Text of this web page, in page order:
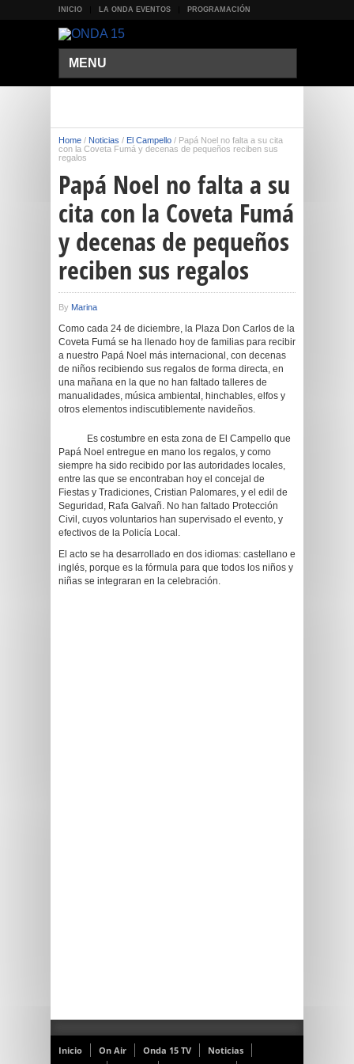
INICIO LA ONDA EVENTOS PROGRAMACIÓN
MENU
Home / Noticias / El Campello / Papá Noel no falta a su cita
con la Coveta Fumá y decenas de pequeños reciben sus
regalos
Papá Noel no falta a su
cita con la Coveta Fumá
y decenas de pequeños
reciben sus regalos
By Marina
Como cada 24 de diciembre, la Plaza Don Carlos de la
Coveta Fumá se ha llenado hoy de familias para recibir
a nuestro Papá Noel más internacional, con decenas
de niños recibiendo sus regalos de forma directa, en
una mañana en la que no han faltado talleres de
manualidades, música ambiental, hinchables, elfos y
otros elementos indiscutiblemente navideños.
Es costumbre en esta zona de El Campello que
Papá Noel entregue en mano los regalos, y como
siempre ha sido recibido por las autoridades locales,
entre las que se encontraban hoy el concejal de
Fiestas y Tradiciones, Cristian Palomares, y el edil de
Seguridad, Rafa Galvañ. No han faltado Protección
Civil, cuyos voluntarios han supervisado el evento, y
efectivos de la Policía Local.
El acto se ha desarrollado en dos idiomas: castellano e
inglés, porque es la fórmula para que todos los niños y
niñas se integraran en la celebración.
Inicio On Air Onda 15 TV
Noticias